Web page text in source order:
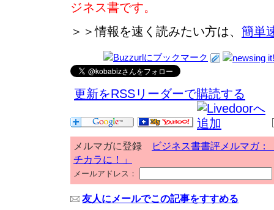
ジネス書です。
＞＞情報を速く読みたい方は、 簡単
更新をRSSリーダーで購読する
メルマガに登録
ビジネス書書評メルマガ：
チカラに！」
メールアドレス：
友人にメールでこの記事をすすめる